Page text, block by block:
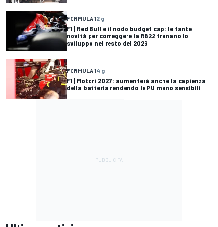
FORMULA 12 g
F1 | Red Bull e il nodo budget cap: le tante
novità per correggere la RB22 frenano lo
sviluppo nel resto del 2026
FORMULA 14 g
F1 | Motori 2027: aumenterà anche la capienza
della batteria rendendo le PU meno sensibili